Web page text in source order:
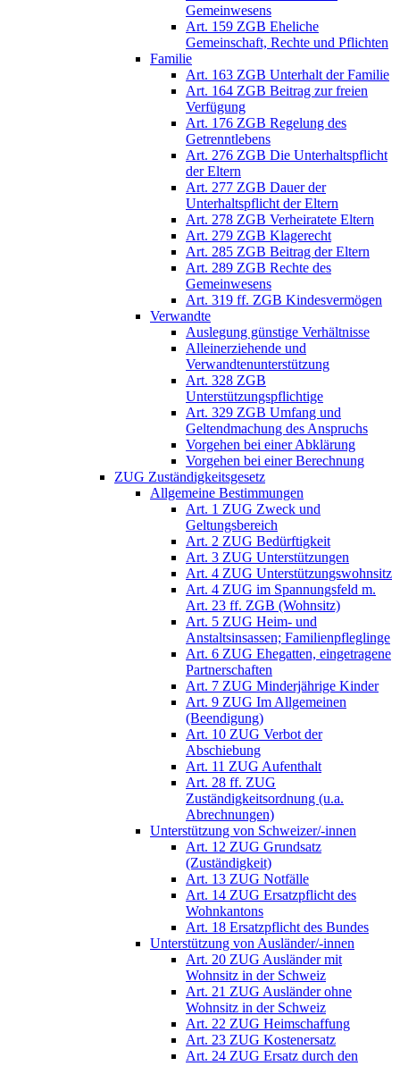
Gemeinwesens
Art. 159 ZGB Eheliche
Gemeinschaft, Rechte und Pflichten
Familie
Art. 163 ZGB Unterhalt der Familie
Art. 164 ZGB Beitrag zur freien
Verfügung
Art. 176 ZGB Regelung des
Getrenntlebens
Art. 276 ZGB Die Unterhaltspflicht
der Eltern
Art. 277 ZGB Dauer der
Unterhaltspflicht der Eltern
Art. 278 ZGB Verheiratete Eltern
Art. 279 ZGB Klagerecht
Art. 285 ZGB Beitrag der Eltern
Art. 289 ZGB Rechte des
Gemeinwesens
Art. 319 ff. ZGB Kindesvermögen
Verwandte
Auslegung günstige Verhältnisse
Alleinerziehende und
Verwandtenunterstützung
Art. 328 ZGB
Unterstützungspflichtige
Art. 329 ZGB Umfang und
Geltendmachung des Anspruchs
Vorgehen bei einer Abklärung
Vorgehen bei einer Berechnung
ZUG Zuständigkeitsgesetz
Allgemeine Bestimmungen
Art. 1 ZUG Zweck und
Geltungsbereich
Art. 2 ZUG Bedürftigkeit
Art. 3 ZUG Unterstützungen
Art. 4 ZUG Unterstützungswohnsitz
Art. 4 ZUG im Spannungsfeld m.
Art. 23 ff. ZGB (Wohnsitz)
Art. 5 ZUG Heim- und
Anstaltsinsassen; Familienpfleglinge
Art. 6 ZUG Ehegatten, eingetragene
Partnerschaften
Art. 7 ZUG Minderjährige Kinder
Art. 9 ZUG Im Allgemeinen
(Beendigung)
Art. 10 ZUG Verbot der
Abschiebung
Art. 11 ZUG Aufenthalt
Art. 28 ff. ZUG
Zuständigkeitsordnung (u.a.
Abrechnungen)
Unterstützung von Schweizer/-innen
Art. 12 ZUG Grundsatz
(Zuständigkeit)
Art. 13 ZUG Notfälle
Art. 14 ZUG Ersatzpflicht des
Wohnkantons
Art. 18 Ersatzpflicht des Bundes
Unterstützung von Ausländer/-innen
Art. 20 ZUG Ausländer mit
Wohnsitz in der Schweiz
Art. 21 ZUG Ausländer ohne
Wohnsitz in der Schweiz
Art. 22 ZUG Heimschaffung
Art. 23 ZUG Kostenersatz
Art. 24 ZUG Ersatz durch den